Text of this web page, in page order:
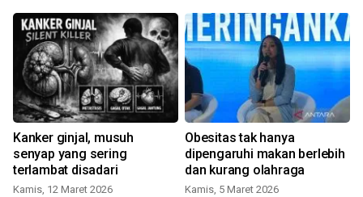
Kanker ginjal, musuh
senyap yang sering
terlambat disadari
Kamis, 12 Maret 2026
Obesitas tak hanya
dipengaruhi makan berlebih
dan kurang olahraga
Kamis, 5 Maret 2026